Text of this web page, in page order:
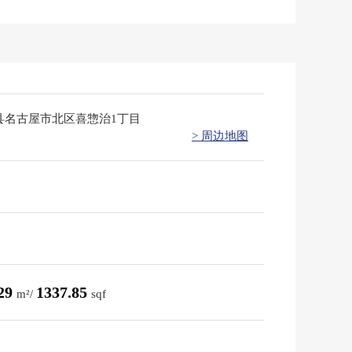
名古屋市北区喜惣治1丁目
> 周边地图
m²/ 1337.85 sqf